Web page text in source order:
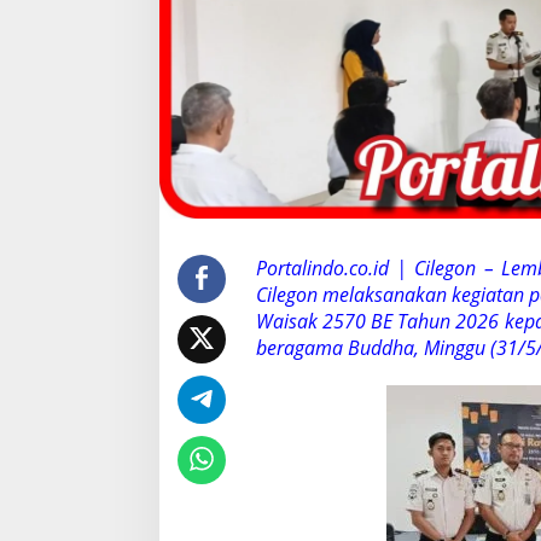
k
a
n
R
e
i
s
i
W
a
i
a
Portalindo.co.id | Cilegon –
Cilegon melaksanakan kegiatan
Waisak 2570 BE Tahun 2026
beragama Buddha, Minggu (31/